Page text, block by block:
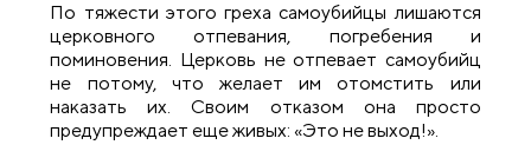
По тяжести этого греха самоубийцы лишаются
церковного отпевания, погребения и
поминовения. Церковь не отпевает самоубийц
не потому, что желает им отомстить или
наказать их. Своим отказом она просто
предупреждает еще живых: «Это не выход!».